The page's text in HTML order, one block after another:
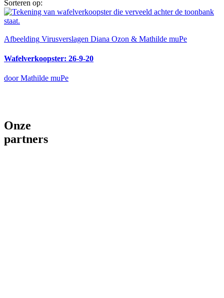
Sorteren op:
Afbeelding Virusverslagen Diana Ozon & Mathilde muPe
Wafelverkoopster: 26-9-20
door Mathilde muPe
Onze
partners